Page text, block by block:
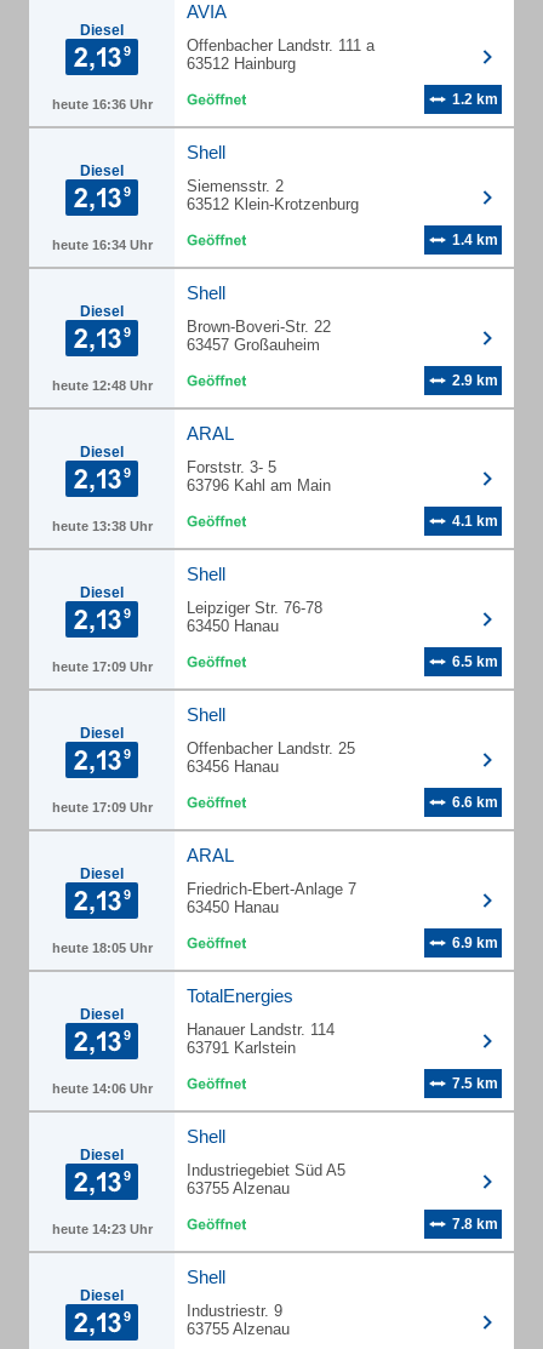
Diesel
heute 16:36 Uhr
AVIA
Offenbacher Landstr. 111 a
63512 Hainburg
1.2 km
Diesel
heute 16:34 Uhr
Shell
Siemensstr. 2
63512 Klein-Krotzenburg
1.4 km
Diesel
heute 12:48 Uhr
Shell
Brown-Boveri-Str. 22
63457 Großauheim
2.9 km
Diesel
heute 13:38 Uhr
ARAL
Forststr. 3- 5
63796 Kahl am Main
4.1 km
Diesel
heute 17:09 Uhr
Shell
Leipziger Str. 76-78
63450 Hanau
6.5 km
Diesel
heute 17:09 Uhr
Shell
Offenbacher Landstr. 25
63456 Hanau
6.6 km
Diesel
heute 18:05 Uhr
ARAL
Friedrich-Ebert-Anlage 7
63450 Hanau
6.9 km
Diesel
heute 14:06 Uhr
TotalEnergies
Hanauer Landstr. 114
63791 Karlstein
7.5 km
Diesel
heute 14:23 Uhr
Shell
Industriegebiet Süd A5
63755 Alzenau
7.8 km
Diesel
Shell
Industriestr. 9
63755 Alzenau